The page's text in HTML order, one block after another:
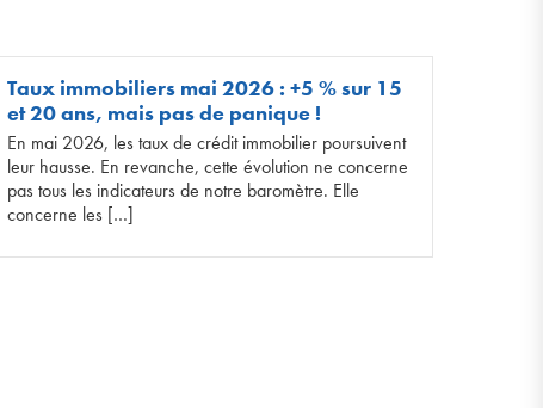
Taux immobiliers mai 2026 : +5 % sur 15
et 20 ans, mais pas de panique !
En mai 2026, les taux de crédit immobilier poursuivent
leur hausse. En revanche, cette évolution ne concerne
pas tous les indicateurs de notre baromètre. Elle
concerne les […]